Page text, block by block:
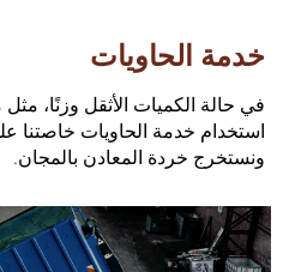
خدمة الحاويات
في حالة الكميات الأثقل وزنًا،
استخدام خدمة الحاويات خاصتنا
ونستخرج خردة المعادن بالمجان.